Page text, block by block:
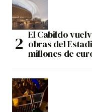
El Cabildo
obras del
millones de